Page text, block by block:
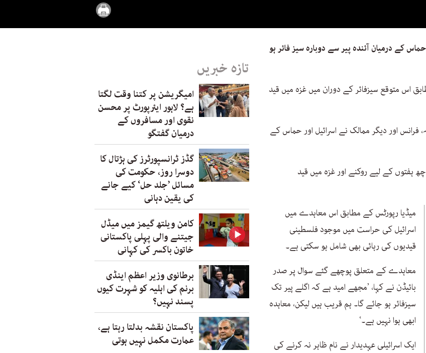
کے درمیان آئندہ پیر سے دوبارہ سیز فائر ہو
اس متوقع سیزفائر کے دوران میں غزہ میں قید
اور دیگر ممالک نے اسرائیل اور حماس کے
کے لیے روکنے اور غزہ میں قید
میڈیا رپورٹس کے مطابق اس معاہدے میں
اسرائیل کی حراست میں موجود فلسطینی
قیدیوں کی رہائی بھی شامل ہو سکتی ہے۔
معاہدے کے متعلق پوچھے گئے سوال پر صدر
بائیڈن نے کہا، ’مجھے امید ہے کہ اگلے پیر تک
سیزفائر ہو جائے گا۔ ہم قریب ہیں لیکن، معاہدہ
ابھی ہوا نہیں ہے۔‘
ایک اسرائیلی عہدیدار نے نام ظاہر نہ کرنے کی
تازہ خبریں
امیگریشن پر کتنا وقت لگتا
ہے؟ لاہور ایئرپورٹ پر محسن
نقوی اور مسافروں کے
درمیان گفتگو
گڈز ٹرانسپورٹرز کی ہڑتال کا
دوسرا روز، حکومت کی
مسائل ’جلد حل‘ کیے جانے
کی یقین دہانی
کامن ویلتھ گیمز میں میڈل
جیتنے والی پہلی پاکستانی
خاتون باکسر کی کہانی
برطانوی وزیر اعظم اینڈی
برنم کی اہلیہ کو شہرت کیوں
پسند نہیں؟
پاکستان نقشہ بدلتا رہتا ہے،
عمارت مکمل نہیں ہوتی